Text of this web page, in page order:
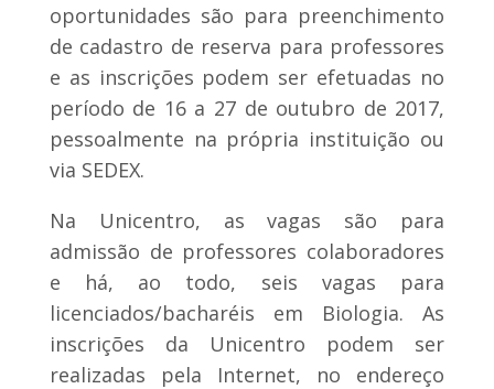
oportunidades são para preenchimento
de cadastro de reserva para professores
e as inscrições podem ser efetuadas no
período de 16 a 27 de outubro de 2017,
pessoalmente na própria instituição ou
via SEDEX.
Na Unicentro, as vagas são para
admissão de professores colaboradores
e há, ao todo, seis vagas para
licenciados/bacharéis em Biologia. As
inscrições da Unicentro podem ser
realizadas pela Internet, no endereço